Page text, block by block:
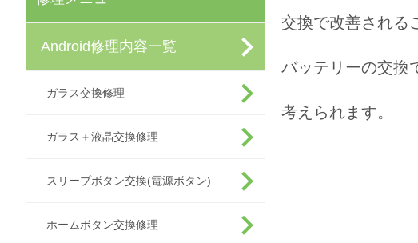
Android修理内容一覧
ガラス交換修理
ガラス＋液晶交換修理
スリープボタン交換(電源ボタン)
ホームボタン交換修理
交換で改善される
バッテリーの交換
考えられます。